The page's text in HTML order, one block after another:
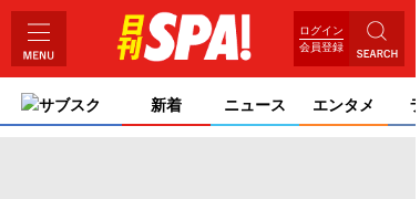
ログイン
会員登録
サブスク 新着 ニュース エンタメ